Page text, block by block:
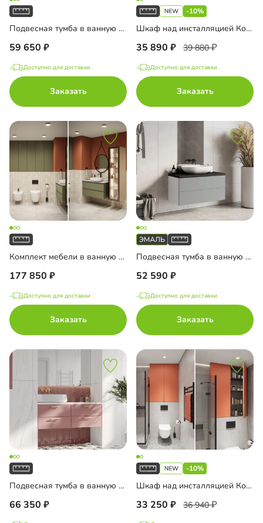
Подвесная тумба в ванную комнату Ментон-3
59 650
Доступно для доставки
Заказать
-10%
Шкаф над инсталляцией Колланда-3
35 890 39 880
Доступно для доставки
Заказать
Комплект мебели в ванную комнату Пьоджа-1
177 850
Доступно для доставки
Заказать
Подвесная тумба в ванную комнату Порто-2
52 590
Доступно для доставки
Заказать
Подвесная тумба в ванную комнату Ментон-1
66 350
-10%
Шкаф над инсталляцией Колланда-1
33 250 36 940